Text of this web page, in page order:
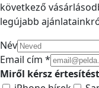
következő
legújabb
Név
Email cím *
Miről kérsz